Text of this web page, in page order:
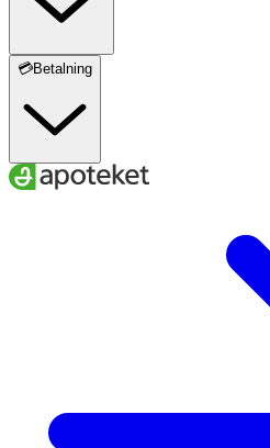
TETRAPEPTIDE-10,
PEEL OIL, TETRAMETHYL
CITRAL, PINENE, PARFUM
💳Betalning